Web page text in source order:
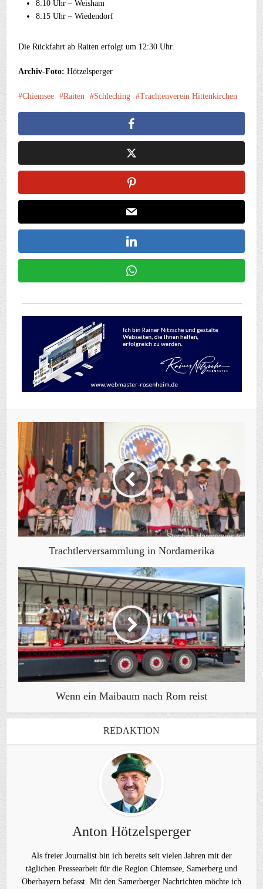
8:10 Uhr – Weisham
8:15 Uhr – Wiedendorf
Die Rückfahrt ab Raiten erfolgt um 12:30 Uhr.
Archiv-Foto: Hötzelsperger
Chiemsee Raiten Schleching Trachtenverein Hittenkirchen
Trachtlerversammlung in Nordamerika
Wenn ein Maibaum nach Rom reist
REDAKTION
Anton Hötzelsperger
Als freier Journalist bin ich bereits seit vielen Jahren mit der
täglichen Pressearbeit für die Region Chiemsee, Samerberg und
Oberbayern befasst. Mit den Samerberger Nachrichten möchte ich